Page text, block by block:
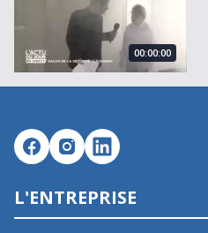
00:00:00
L'ENTREPRISE